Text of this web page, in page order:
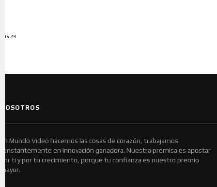
ADS-29
NOSOTROS
En Mundo Video hacemos las cosas de corazón, trabajamos
constantemente en innovación ganadora. Nuestra premisa es apostar
por ti y por tu crecimiento, porque tu confianza es nuestro premio
mayor.